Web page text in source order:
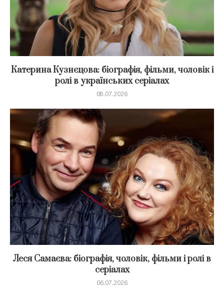
Катерина Кузнєцова: біографія, фільми, чоловік і
ролі в українських серіалах
08.07.2026
Леся Самаєва: біографія, чоловік, фільми і ролі в
серіалах
06.07.2026